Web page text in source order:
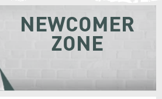
NEWCOMER
ZONE